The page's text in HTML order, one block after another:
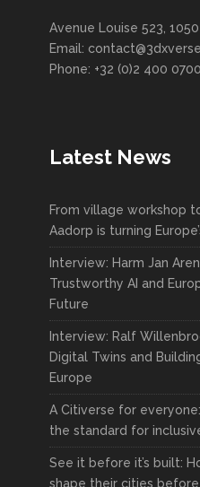
Avenue Louise 523,
Email:
Phone: +32 (0)2 400 0700
Latest News
From village workshop
Aadorp is turning
Interview: Harm Jan
Trustworthy AI and
Future
Interview: Ralf
Digital Twins and
Europe
A Citiverse for
the standard for
See it before it’s built:
shape their cities